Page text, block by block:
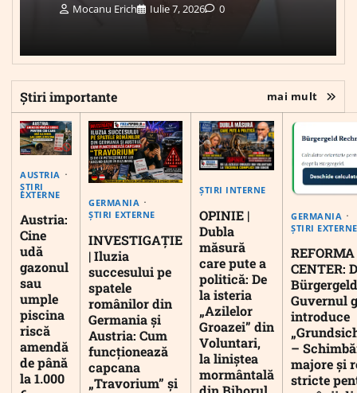
Mocanu Erich Iulie 7, 2026 0
Știri importante mai mult
AUSTRIA
ȘTIRI
EXTERNE
Austria:
Cine
udă
gazonul
sau
umple
piscina
riscă
amendă
de până
la 1.000
GERMANIA
ȘTIRI EXTERNE
INVESTIGAȚIE
| Iluzia
succesului pe
spatele
românilor din
Germania și
Austria: Cum
funcționează
capcana
„Travorium” și
ȘTIRI INTERNE
OPINIE |
Dubla
măsură
care pute a
politică: De
la isteria
„Azilelor
Groazei” din
Voluntari,
la liniștea
mormântală
GERMANIA
ȘTIRI EXTERNE
CENTER:
Guvernul
introduce
–
majore și
stricte